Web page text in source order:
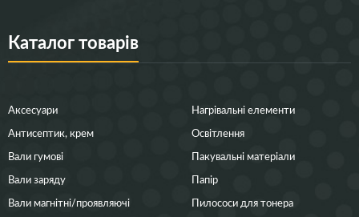
Каталог товарів
Аксесуари
Антисептик, крем
Вали гумові
Вали заряду
Вали магнітні/проявляючі
Нагрівальні елементи
Освітлення
Пакувальні матеріали
Папір
Пилососи для тонера